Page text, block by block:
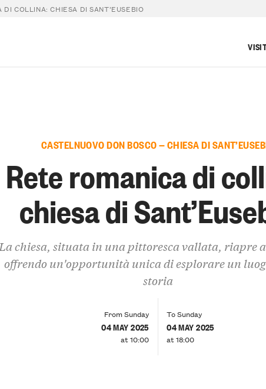
DI COLLINA: CHIESA DI SANT’EUSEBIO
CASTELNUOVO DON BOSCO — CHIESA DI
Rete romanica di
chiesa di
La chiesa, situata in una pittoresca vallata, riapre
offrendo un'opportunità unica di esplorare un
storia
From Sunday
04 MAY 2025
at 10:00
To Sunday
04 MAY 2025
at 18:00